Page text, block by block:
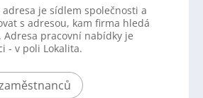
adresa je sídlem společnosti a
s adresou, kam firma hledá
Adresa pracovní nabídky je
- v poli Lokalita.